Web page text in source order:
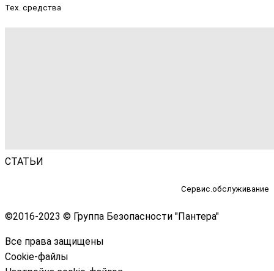
Тех. средства
СТАТЬИ
Сервис.обслуживание
©2016-2023 © Группа Безопасности "Пантера"
Все права защищены
Cookie-файлы